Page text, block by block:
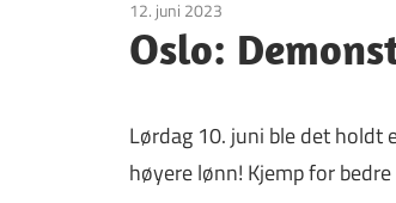
12. juni 2023
Oslo:
Lørdag 10. juni ble det holdt
høyere lønn! Kjemp for